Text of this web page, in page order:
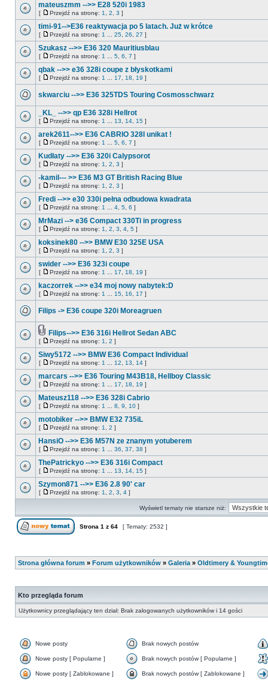
mateuszmm -->> E28 520i 1983
[ Przejdź na stronę: 1 2 3 ]
timi-91-->E36 reaktywacja po 5 latach. Już w krótce
[ Przejdź na stronę: 1 25 26 27 ]
Szukasz -->> E36 320 Mauritiusblau
[ Przejdź na stronę: 1 5 6 7 ]
qbak -->> e36 328i coupe z błyskotkami
[ Przejdź na stronę: 1 17 18 19 ]
skwarciu -->> E36 325TDS Touring Cosmosschwarz
_KL_ -->> qp E36 328i Hellrot
[ Przejdź na stronę: 1 13 14 15 ]
arek2611-->> E36 CABRIO 328I unikat !
[ Przejdź na stronę: 1 5 6 7 ]
Kudłaty -->> E36 320i Calypsorot
[ Przejdź na stronę: 1 2 3 ]
-kamil--- >> E36 M3 GT British Racing Blue
[ Przejdź na stronę: 1 2 3 ]
Fredi -->> e30 330i pełna odbudowa kwadrata
[ Przejdź na stronę: 1 4 5 6 ]
MrMazi --> e36 Compact 330Ti in progress
[ Przejdź na stronę: 1 2 3 4 5 ]
koksinek80 -->> BMW E30 325E USA
[ Przejdź na stronę: 1 2 3 ]
swider -->> E36 323i coupe
[ Przejdź na stronę: 1 17 18 19 ]
kaczorrek -->> e34 moj nowy nabytek:D
[ Przejdź na stronę: 1 15 16 17 ]
Filips -> E36 coupe 320i Moreagruen
Filips-->> E36 316i Hellrot Sedan ABC
[ Przejdź na stronę: 1 2 ]
Siwy5172 -->> BMW E36 Compact Individual
[ Przejdź na stronę: 1 12 13 14 ]
marcars -->> E36 Touring M43B18, Hellboy Classic
[ Przejdź na stronę: 1 17 18 19 ]
Mateusz118 -->> E36 328i Cabrio
[ Przejdź na stronę: 1 8 9 10 ]
motobiker -->> BMW E32 735iL
[ Przejdź na stronę: 1 2 ]
HansiO -->> E36 M57N ze znanym yotuberem
[ Przejdź na stronę: 1 36 37 38 ]
ThePatrickyo -->> E36 316i Compact
[ Przejdź na stronę: 1 13 14 15 ]
Szymon871 -->> E36 2.8 90' car
[ Przejdź na stronę: 1 2 3 4 ]
Wyświetl tematy nie starsze niż:
Strona 1 z 64 [ Tematy: 2532 ]
Strona główna forum » Forum użytkowników » Galeria » Oldtimery &
Kto przegląda forum
Użytkownicy przeglądający ten dział: Brak zalogowanych użytkowników i 14 gości
Nowe posty Brak nowych postów
Nowe posty [ Popularne ] Brak nowych postów [ Popularne ]
Nowe posty [ Zablokowane ] Brak nowych postów [ Zablokowane ]